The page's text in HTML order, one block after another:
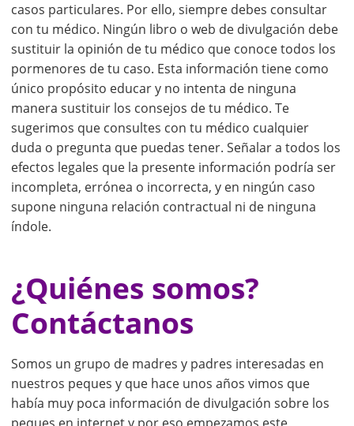
casos particulares. Por ello, siempre debes consultar
con tu médico. Ningún libro o web de divulgación debe
sustituir la opinión de tu médico que conoce todos los
pormenores de tu caso. Esta información tiene como
único propósito educar y no intenta de ninguna
manera sustituir los consejos de tu médico. Te
sugerimos que consultes con tu médico cualquier
duda o pregunta que puedas tener. Señalar a todos los
efectos legales que la presente información podría ser
incompleta, errónea o incorrecta, y en ningún caso
supone ninguna relación contractual ni de ninguna
índole.
¿Quiénes somos?
Contáctanos
Somos un grupo de madres y padres interesadas en
nuestros peques y que hace unos años vimos que
había muy poca información de divulgación sobre los